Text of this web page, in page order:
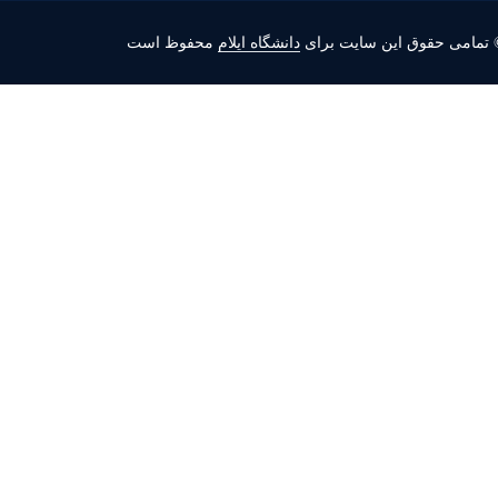
تمامی حقوق این سایت برای دانشگاه ایلام محفوظ است